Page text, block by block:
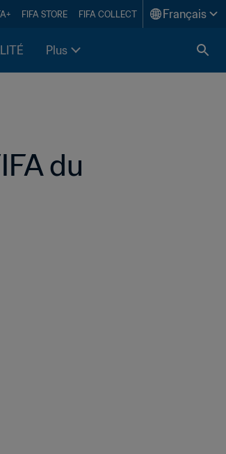
FIFA STORE FIFA COLLECT Français
Plus
du